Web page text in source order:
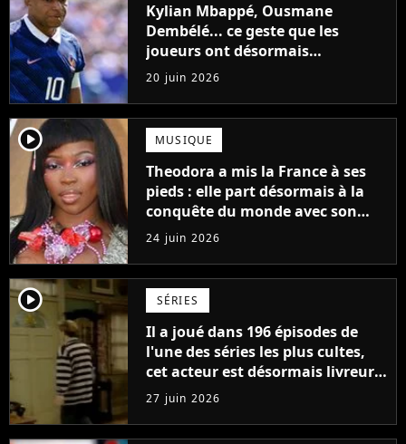
Kylian Mbappé, Ousmane
Dembélé... ce geste que les
joueurs ont désormais
interdiction de faire à la Coupe
du Monde 2026
20 juin 2026
player2 MUSIQUE
Theodora a mis la France à ses
pieds : elle part désormais à la
conquête du monde avec son
premier gros feat international
24 juin 2026
player2 SÉRIES
Il a joué dans 196 épisodes de
l'une des séries les plus cultes,
cet acteur est désormais livreur
chez Amazon : "Il faut faire ce
qu’il faut pour survivre"
27 juin 2026